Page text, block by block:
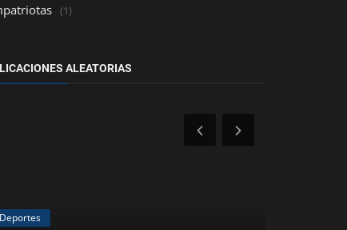
(1)
ALEATORIAS
Deportes